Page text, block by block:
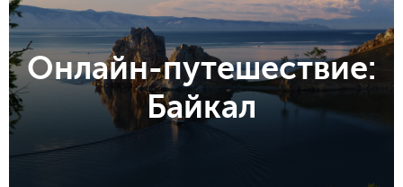
Онлайн-путешествие:
Байкал